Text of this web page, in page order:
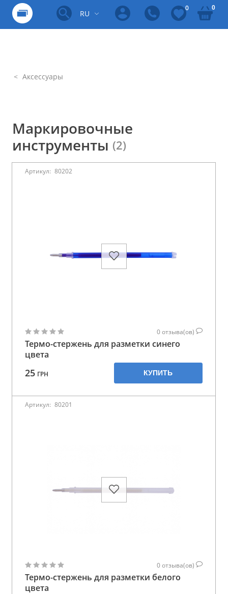
RU
0 0
Аксессуары
Маркировочные
инструменты (2)
Артикул: 80202
0отзыва(ов)
Термо-стержень для разметки синего
цвета
25 ГРН КУПИТЬ
Артикул: 80201
0отзыва(ов)
Термо-стержень для разметки белого
цвета